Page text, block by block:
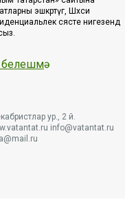
эшкәртүгә, Шәхси
сәясәте нигезендә
ур., 2 й.
info@vatantat.ru